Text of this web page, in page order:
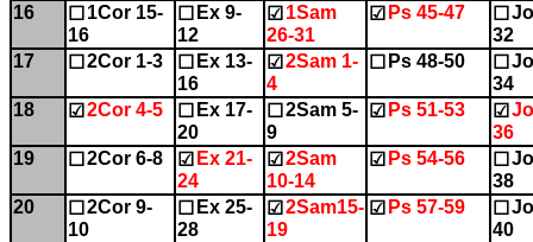
16
☐ 1Cor 15-
16
☐ Ex 9-
12
☑ 1Sam
26-31
☑ Ps 45-47 ☐
32
17
☐ 2Cor 1-3 ☐ Ex 13-
16
☑ 2Sam 1-
4
☐ Ps 48-50 ☐
34
18
☑ 2Cor 4-5 ☐ Ex 17-
20
☐ 2Sam 5-
9
☑ Ps 51-53 ☑
36
19
☐ 2Cor 6-8 ☑ Ex 21-
24
☑ 2Sam
10-14
☑ Ps 54-56 ☐
38
20
☐ 2Cor 9-
10
☐ Ex 25-
28
☑ 2Sam15-
19
☑ Ps 57-59 ☐
40